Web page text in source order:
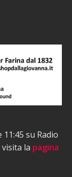
su Radio
visita la pagina